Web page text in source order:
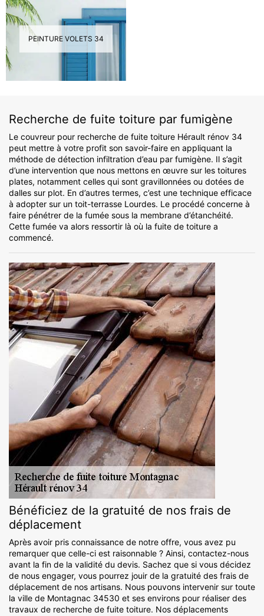
PEINTURE VOLETS 34
Recherche de fuite toiture par fumigène
Le couvreur pour recherche de fuite toiture Hérault rénov 34
peut mettre à votre profit son savoir-faire en appliquant la
méthode de détection infiltration d’eau par fumigène. Il s’agit
d’une intervention que nous mettons en œuvre sur les toitures
plates, notamment celles qui sont gravillonnées ou dotées de
dalles sur plot. En d’autres termes, c’est une technique efficace
à adopter sur un toit-terrasse Lourdes. Le procédé concerne à
faire pénétrer de la fumée sous la membrane d’étanchéité.
Cette fumée va alors ressortir là où la fuite de toiture a
commencé.
Bénéficiez de la gratuité de nos frais de
déplacement
Après avoir pris connaissance de notre offre, vous avez pu
remarquer que celle-ci est raisonnable ? Ainsi, contactez-nous
avant la fin de la validité du devis. Sachez que si vous décidez
de nous engager, vous pourrez jouir de la gratuité des frais de
déplacement de nos artisans. Nous pouvons intervenir sur toute
la ville de Montagnac 34530 et ses environs pour réaliser des
travaux de recherche de fuite toiture. Nos déplacements